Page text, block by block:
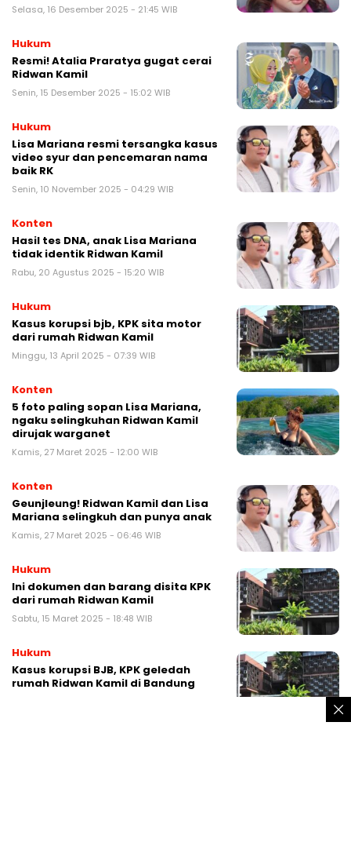
Selasa, 16 Desember 2025 - 21:45 WIB
Hukum
Resmi! Atalia Praratya gugat cerai
Ridwan Kamil
Senin, 15 Desember 2025 - 15:02 WIB
Hukum
Lisa Mariana resmi tersangka kasus
video syur dan pencemaran nama
baik RK
Senin, 10 November 2025 - 04:29 WIB
Konten
Hasil tes DNA, anak Lisa Mariana
tidak identik Ridwan Kamil
Rabu, 20 Agustus 2025 - 15:20 WIB
Hukum
Kasus korupsi bjb, KPK sita motor
dari rumah Ridwan Kamil
Minggu, 13 April 2025 - 07:39 WIB
Konten
5 foto paling sopan Lisa Mariana,
ngaku selingkuhan Ridwan Kamil
dirujak warganet
Kamis, 27 Maret 2025 - 12:00 WIB
Konten
Geunjleung! Ridwan Kamil dan Lisa
Mariana selingkuh dan punya anak
Kamis, 27 Maret 2025 - 06:46 WIB
Hukum
Ini dokumen dan barang disita KPK
dari rumah Ridwan Kamil
Sabtu, 15 Maret 2025 - 18:48 WIB
Hukum
Kasus korupsi BJB, KPK geledah
rumah Ridwan Kamil di Bandung